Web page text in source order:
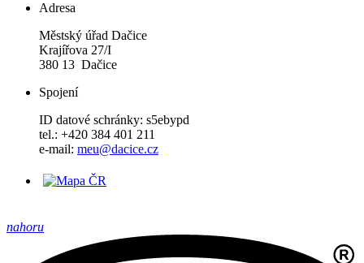
Adresa
Městský úřad Dačice
Krajířova 27/I
380 13 Dačice
Spojení
ID datové schránky: s5ebypd
tel.: +420 384 401 211
e-mail: meu@dacice.cz
nahoru